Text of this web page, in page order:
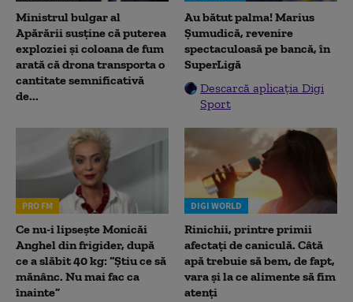
Ministrul bulgar al
Apărării susține că puterea
exploziei și coloana de fum
arată că drona transporta o
cantitate semnificativă
de...
Au bătut palma! Marius
Șumudică, revenire
spectaculoasă pe bancă, în
SuperLigă
Descarcă aplicația Digi
Sport
PRO FM
Ce nu-i lipsește Monicăi
Anghel din frigider, după
ce a slăbit 40 kg: “Știu ce să
mănânc. Nu mai fac ca
înainte”
DIGI WORLD
Rinichii, printre primii
afectați de caniculă. Câtă
apă trebuie să bem, de fapt,
vara și la ce alimente să fim
atenți